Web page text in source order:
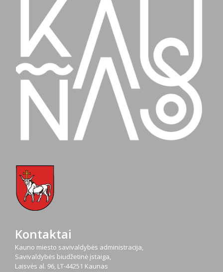
Kontaktai
Kauno miesto savivaldybės administracija,
Savivaldybės biudžetinė įstaiga,
Laisvės al. 96, LT-44251 Kaunas